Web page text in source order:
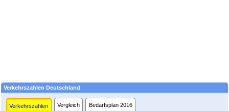
Verkehrszahlen Deutschland
Verkehrszahlen Vergleich Bedarfsplan 2016